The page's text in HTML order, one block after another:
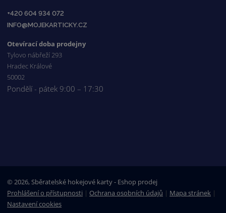
+420 604 934 072
INFO@MOJEKARTICKY.CZ
Otevírací doba prodejny
Tylovo nábřeží 293
Hradec Králové
50002
Pondělí - pátek 9:00 – 17:30
© 2026, Sběratelské hokejové karty - Eshop prodej
Prohlášení o přístupnosti |Ochrana osobních údajů | Mapa stránek |
Nastavení cookies